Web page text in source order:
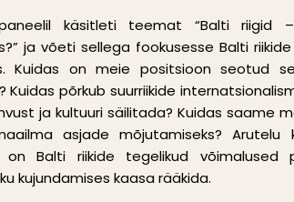
käsitleti teemat “Balti riigid
ja võeti sellega fookusesse Balti
Kuidas on meie positsioon seotud
Kuidas põrkub suurriikide
ja kultuuri säilitada? Kuidas saame
asjade mõjutamiseks? Arutelu
on Balti riikide tegelikud võimalused
kujundamises kaasa rääkida.